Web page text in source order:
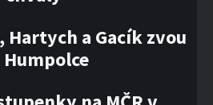
a Gacík zvou
Humpolce